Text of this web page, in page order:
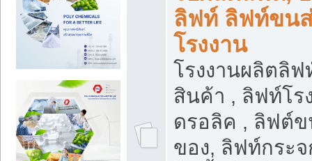
ลิฟท์ ลิฟท์ขน
โรงงาน
โรงงานผลิตลิ
สินค้า , ลิฟท์โร
ดรอลิค , ลิฟต์
ของ, ลิฟท์กระ